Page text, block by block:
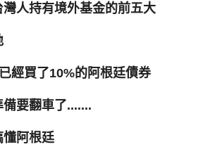
人持有境外基金的前五大
經買了10%的阿根廷債券
要翻車了.......
懂阿根廷